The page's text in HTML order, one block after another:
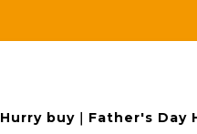
Hurry buy｜Father's Day